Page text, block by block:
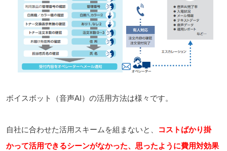
ボイスボット（音声AI）の活用方法は様々です。
自社に合わせた活用スキームを組まないと、
コストばかり掛
かって活用できるシーンがなかった、思ったように費用対効果